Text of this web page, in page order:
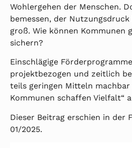
Wohlergehen der Menschen.
bemessen, der Nutzungsdruck
groß. Wie können
sichern?
Einschlägige
projektbezogen und zeitlich
teils geringen Mitteln
Kommunen schaffen Vielfalt“
Dieser Beitrag erschien in der
01/2025.